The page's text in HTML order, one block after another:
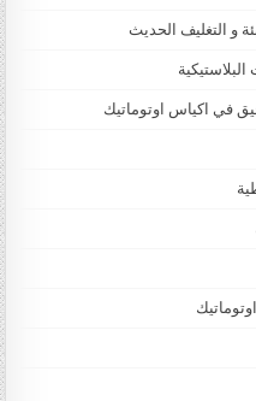
و التغليف الحديث
في اكياس اوتوماتيك